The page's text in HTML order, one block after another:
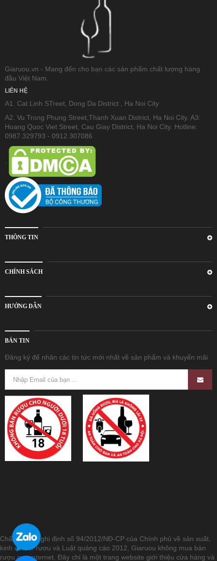
Giaruou.vn - Mang đến cho bạn các sản phẩm chất lượng hàng
đầu Việt Nam.
LIÊN HỆ
A1. Cat Linh STreet, Dong Da District , Ha Noi City
A2. Vu Trong Phung Street,Thanh Xuan District, Ha Noi City. A3:
Hoang Quoc Viet Street, Cau Giay District, Ha Noi City. Hotline:
0987.329793 - 0912.307086
THÔNG TIN
CHÍNH SÁCH
HƯỚNG DẪN
BẢN TIN
Đăng ký để nhận các tin tức mới nhất về sản phẩm và khuyến mãi
Chấp hành Nghị định số 94/2012/NĐ-CP của Chính phủ về sản xuất,
kinh doanh rượu và Luật quảng cáo 2012, Giaruou không mua bán
rượu qua internet. Đây chỉ là một trang website giới thiệu cửa hàng và